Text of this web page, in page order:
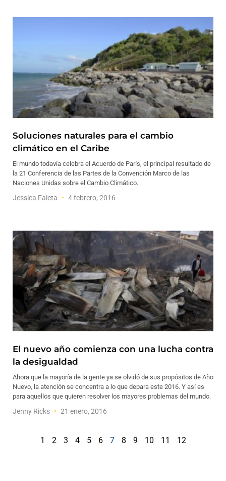
Soluciones naturales para el cambio
climático en el Caribe
El mundo todavía celebra el Acuerdo de París, el principal resultado de
la 21 Conferencia de las Partes de la Convención Marco de las
Naciones Unidas sobre el Cambio Climático.
Jessica Faieta 4 febrero, 2016
El nuevo año comienza con una lucha contra
la desigualdad
Ahora que la mayoría de la gente ya se olvidó de sus propósitos de Año
Nuevo, la atención se concentra a lo que depara este 2016. Y así es
para aquellos que quieren resolver los mayores problemas del mundo.
Jenny Ricks 21 enero, 2016
1 2 3 4 5 6 7 8 9 10 11 12